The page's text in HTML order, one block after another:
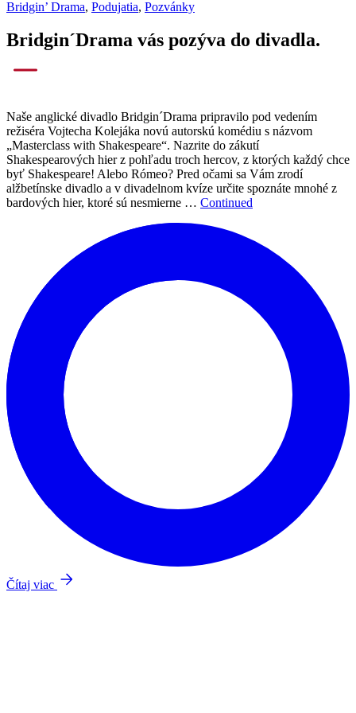
Bridgin’ Drama, Podujatia, Pozvánky
Bridgin´Drama vás pozýva do divadla.
Naše anglické divadlo Bridgin´Drama pripravilo pod vedením
režiséra Vojtecha Kolejáka novú autorskú komédiu s názvom
„Masterclass with Shakespeare“. Nazrite do zákutí
Shakespearových hier z pohľadu troch hercov, z ktorých každý chce
byť Shakespeare! Alebo Rómeo? Pred očami sa Vám zrodí
alžbetínske divadlo a v divadelnom kvíze určite spoznáte mnohé z
bardových hier, ktoré sú nesmierne … Continued
Čítaj viac